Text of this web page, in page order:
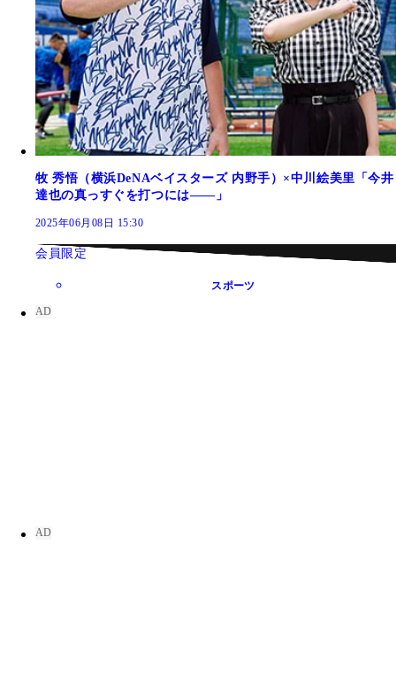
牧 秀悟（横浜DeNAベイスターズ 内野手）×中川絵美里「今井
達也の真っすぐを打つには――」
2025年06月08日 15:30
会員限定
スポーツ